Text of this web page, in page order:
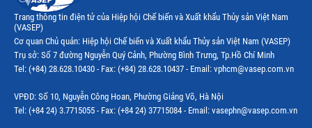
Thị trường Ecuador
Thị trường EU
Thị trường Indonesia
Thị trường Mỹ
Trang thông tin điện tử của Hiệp hội Chế biến và Xuất khẩu Thủy sản Việt Nam
(VASEP)
Cơ quan Chủ quản: Hiệp hội Chế biến và Xuất khẩu Thủy sản Việt Nam (VASEP)
Trụ sở: Số 7 đường Nguyễn Quý Cảnh, Phường Bình Trưng, Tp.Hồ Chí Minh
Tel: (+84) 28.628.10430 - Fax: (+84) 28.628.10437 - Email: vphcm@vasep.com.vn
VPĐD: Số 10, Nguyễn Công Hoan, Phường Giảng Võ, Hà Nội
Tel: (+84 24) 3.7715055 - Fax: (+84 24) 37715084 - Email: vasephn@vasep.com.vn